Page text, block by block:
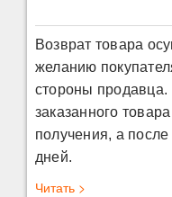
Возврат товара
желанию
стороны продавца.
заказанного
получения, а
дней.
Читать >